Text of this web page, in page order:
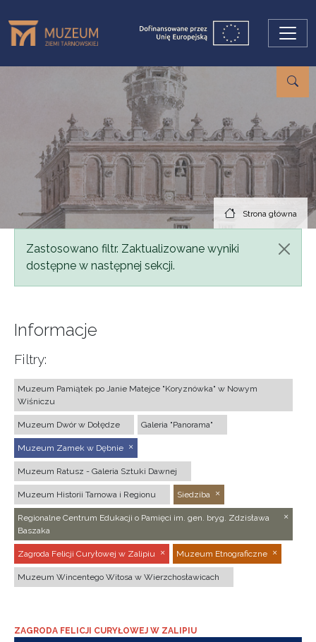
Strona główna
Komunikat
Zastosowano filtr. Zaktualizowane wyniki
dostępne w następnej sekcji.
Informacje
Filtry:
Muzeum Pamiątek po Janie Matejce "Koryznówka" w Nowym
Wiśniczu
Muzeum Dwór w Dołędze Galeria "Panorama"
Muzeum Zamek w Dębnie
Muzeum Ratusz - Galeria Sztuki Dawnej
Muzeum Historii Tarnowa i Regionu Siedziba
Regionalne Centrum Edukacji o Pamięci im. gen. bryg. Zdzisława
Baszaka
Zagroda Felicji Curyłowej w Zalipiu Muzeum Etnograficzne
Muzeum Wincentego Witosa w Wierzchosławicach
ZAGRODA FELICJI CURYŁOWEJ W ZALIPIU